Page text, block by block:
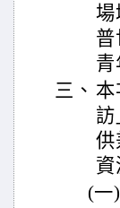
場
青
三、
供
(一)